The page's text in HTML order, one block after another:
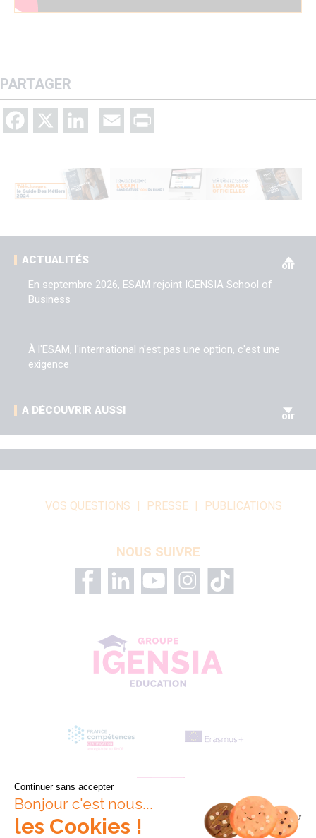
PARTAGER
Facebook LinkedIn Email
ACTUALITÉS
oir
En septembre 2026, ESAM rejoint IGENSIA School of
Business
À l'ESAM, l'international n'est pas une option, c'est une
exigence
A DÉCOUVRIR AUSSI
oir
VOS QUESTIONS PRESSE PUBLICATIONS
NOUS SUIVRE
Continuer sans accepter
Bonjour c'est nous...
les Cookies !